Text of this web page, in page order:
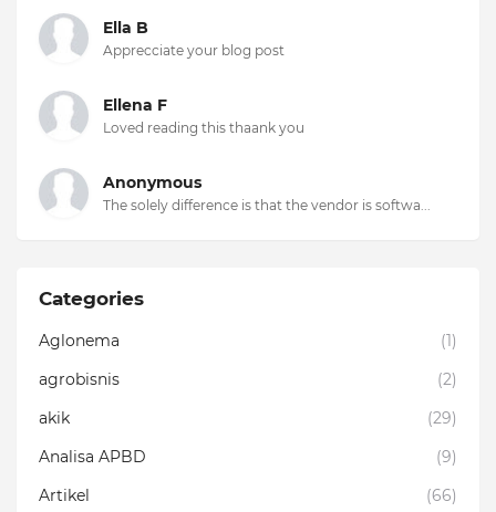
Ella B
Apprecciate your blog post
Ellena F
Loved reading this thaank you
Anonymous
The solely difference is that the vendor is softwa...
Categories
Aglonema
(1)
agrobisnis
(2)
akik
(29)
Analisa APBD
(9)
Artikel
(66)